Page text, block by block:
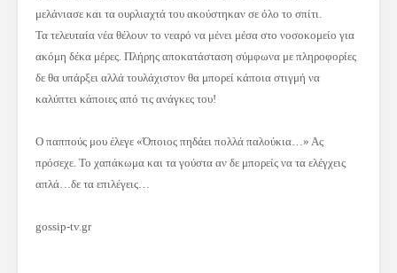
μελάνιασε και τα ουρλιαχτά του ακούστηκαν σε όλο το σπίτι.
Τα τελευταία νέα θέλουν το νεαρό να μένει μέσα στο νοσοκομείο για
ακόμη δέκα μέρες. Πλήρης αποκατάσταση σύμφωνα με πληροφορίες
δε θα υπάρξει αλλά τουλάχιστον θα μπορεί κάποια στιγμή να
καλύπτει κάποιες από τις ανάγκες του!
Ο παππούς μου έλεγε «Όποιος πηδάει πολλά παλούκια…» Ας
πρόσεχε. Το χαπάκωμα και τα γούστα αν δε μπορείς να τα ελέγχεις
απλά…δε τα επιλέγεις…
gossip-tv.gr